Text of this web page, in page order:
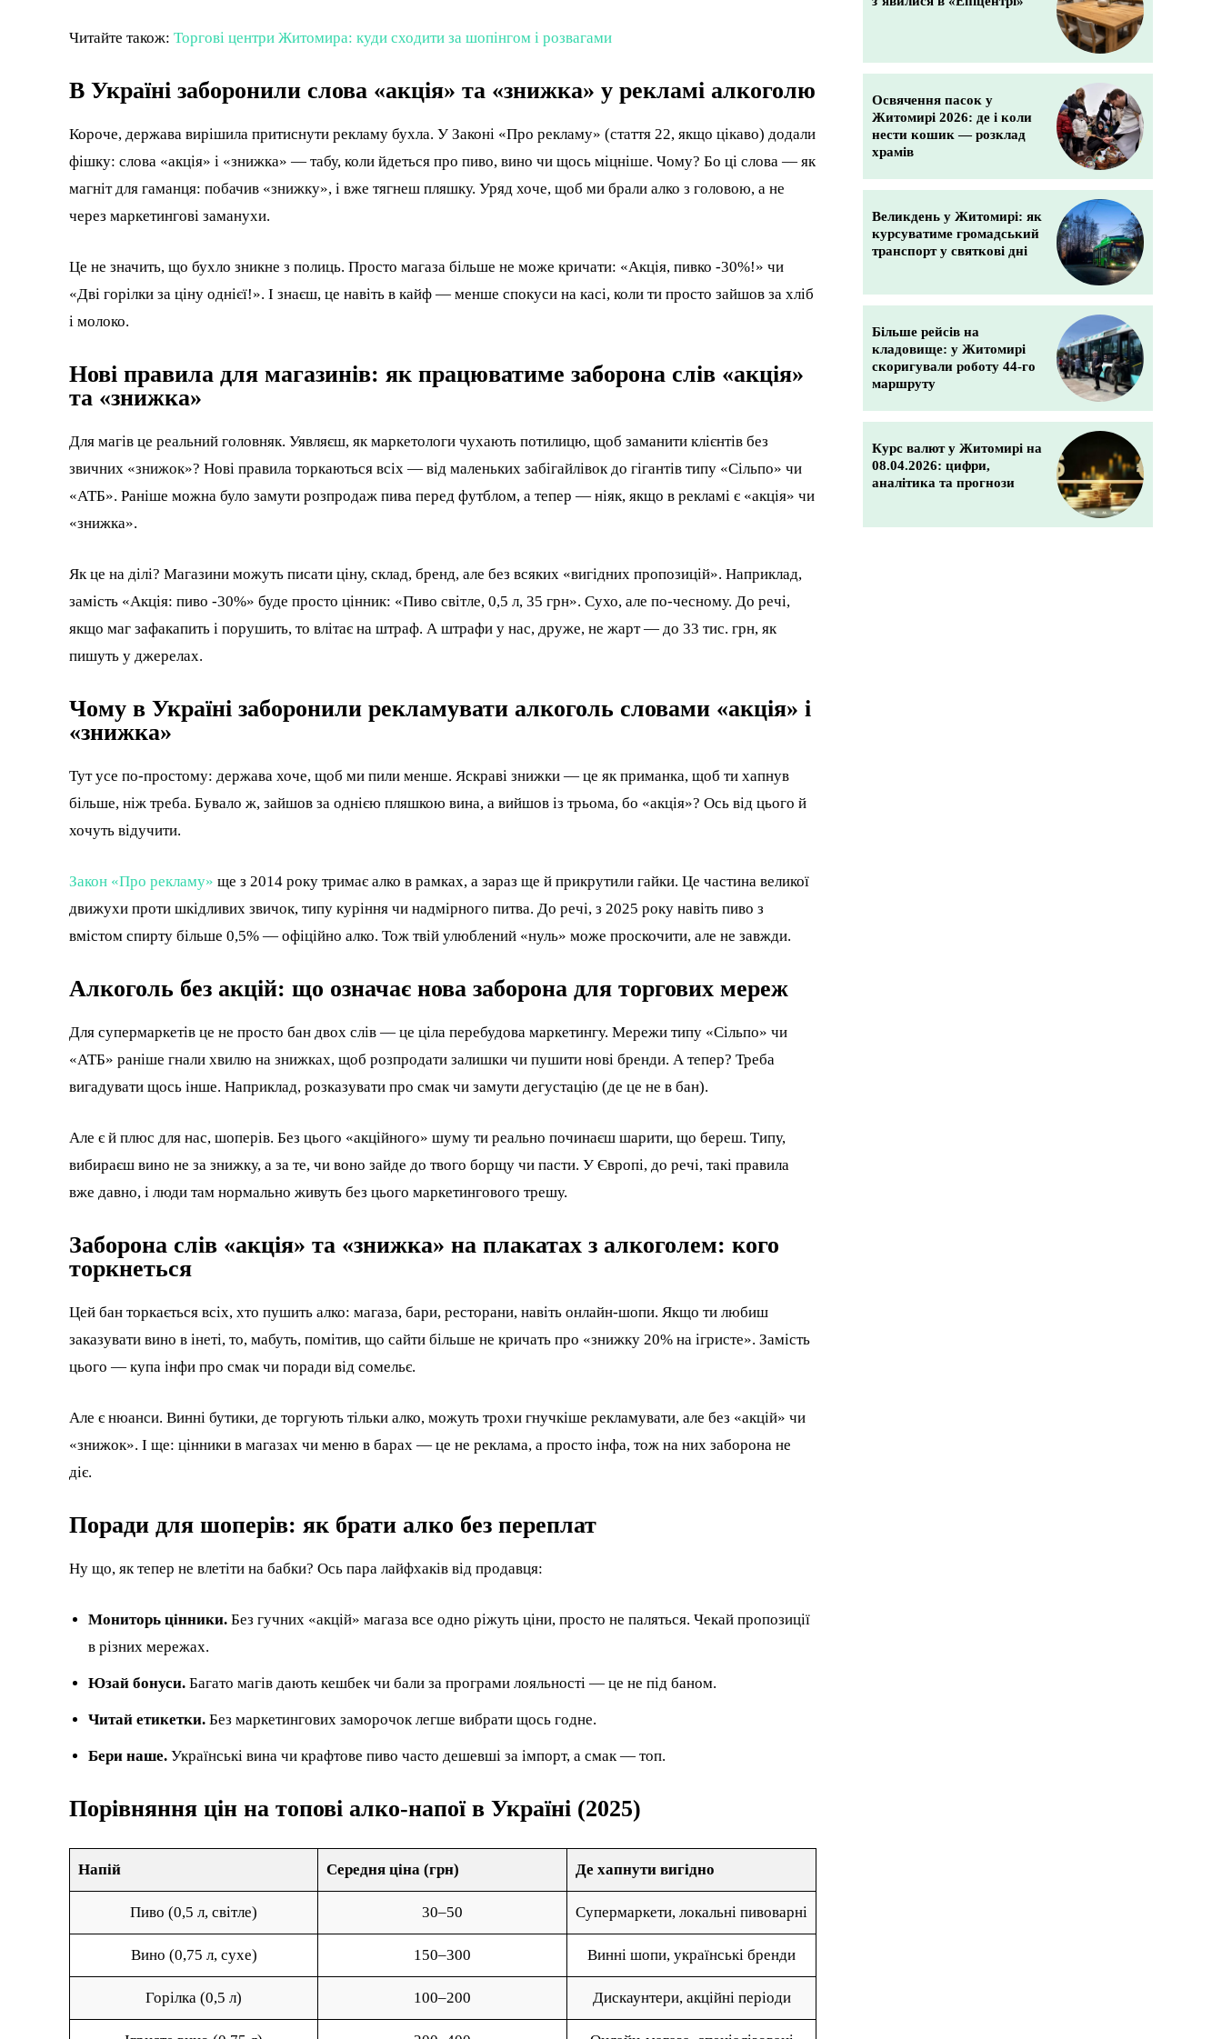
Читайте також: Торгові центри Житомира: куди сходити за шопінгом і розвагами
В Україні заборонили слова «акція» та «знижка» у рекламі алкоголю
Короче, держава вирішила притиснути рекламу бухла. У Законі «Про рекламу» (стаття 22, якщо цікаво) додали
фішку: слова «акція» і «знижка» — табу, коли йдеться про пиво, вино чи щось міцніше. Чому? Бо ці слова — як
магніт для гаманця: побачив «знижку», і вже тягнеш пляшку. Уряд хоче, щоб ми брали алко з головою, а не
через маркетингові заманухи.
Це не значить, що бухло зникне з полиць. Просто магаза більше не може кричати: «Акція, пивко -30%!» чи
«Дві горілки за ціну однієї!». І знаєш, це навіть в кайф — менше спокуси на касі, коли ти просто зайшов за хліб
і молоко.
Нові правила для магазинів: як працюватиме заборона слів «акція»
та «знижка»
Для магів це реальний головняк. Уявляєш, як маркетологи чухають потилицю, щоб заманити клієнтів без
звичних «знижок»? Нові правила торкаються всіх — від маленьких забігайлівок до гігантів типу «Сільпо» чи
«АТБ». Раніше можна було замути розпродаж пива перед футблом, а тепер — ніяк, якщо в рекламі є «акція» чи
«знижка».
Як це на ділі? Магазини можуть писати ціну, склад, бренд, але без всяких «вигідних пропозицій». Наприклад,
замість «Акція: пиво -30%» буде просто цінник: «Пиво світле, 0,5 л, 35 грн». Сухо, але по-чесному. До речі,
якщо маг зафакапить і порушить, то влітає на штраф. А штрафи у нас, друже, не жарт — до 33 тис. грн, як
пишуть у джерелах.
Чому в Україні заборонили рекламувати алкоголь словами «акція» і
«знижка»
Тут усе по-простому: держава хоче, щоб ми пили менше. Яскраві знижки — це як приманка, щоб ти хапнув
більше, ніж треба. Бувало ж, зайшов за однією пляшкою вина, а вийшов із трьома, бо «акція»? Ось від цього й
хочуть відучити.
Закон «Про рекламу» ще з 2014 року тримає алко в рамках, а зараз ще й прикрутили гайки. Це частина великої
движухи проти шкідливих звичок, типу куріння чи надмірного питва. До речі, з 2025 року навіть пиво з
вмістом спирту більше 0,5% — офіційно алко. Тож твій улюблений «нуль» може проскочити, але не завжди.
Алкоголь без акцій: що означає нова заборона для торгових мереж
Для супермаркетів це не просто бан двох слів — це ціла перебудова маркетингу. Мережи типу «Сільпо» чи
«АТБ» раніше гнали хвилю на знижках, щоб розпродати залишки чи пушити нові бренди. А тепер? Треба
вигадувати щось інше. Наприклад, розказувати про смак чи замути дегустацію (де це не в бан).
Але є й плюс для нас, шоперів. Без цього «акційного» шуму ти реально починаєш шарити, що береш. Типу,
вибираєш вино не за знижку, а за те, чи воно зайде до твого борщу чи пасти. У Європі, до речі, такі правила
вже давно, і люди там нормально живуть без цього маркетингового трешу.
Заборона слів «акція» та «знижка» на плакатах з алкоголем: кого
торкнеться
Цей бан торкається всіх, хто пушить алко: магаза, бари, ресторани, навіть онлайн-шопи. Якщо ти любиш
заказувати вино в інеті, то, мабуть, помітив, що сайти більше не кричать про «знижку 20% на ігристе». Замість
цього — купа інфи про смак чи поради від сомельє.
Але є нюанси. Винні бутики, де торгують тільки алко, можуть трохи гнучкіше рекламувати, але без «акцій» чи
«знижок». І ще: цінники в магазах чи меню в барах — це не реклама, а просто інфа, тож на них заборона не
діє.
Поради для шоперів: як брати алко без переплат
Ну що, як тепер не влетіти на бабки? Ось пара лайфхаків від продавця:
Мониторь цінники. Без гучних «акцій» магаза все одно ріжуть ціни, просто не паляться. Чекай пропозиції
в різних мережах.
Юзай бонуси. Багато магів дають кешбек чи бали за програми лояльності — це не під баном.
Читай етикетки. Без маркетингових заморочок легше вибрати щось годне.
Бери наше. Українські вина чи крафтове пиво часто дешевші за імпорт, а смак — топ.
Порівняння цін на топові алко-напої в Україні (2025)
Напій Середня ціна (грн) Де хапнути вигідно
Пиво (0,5 л, світле) 30–50 Супермаркети, локальні пивоварні
Вино (0,75 л, сухе) 150–300 Винні шопи, українські бренди
Горілка (0,5 л) 100–200 Дискаунтери, акційні періоди
Освячення пасок у
Житомирі 2026: де і коли
нести кошик — розклад
храмів
Великдень у Житомирі: як
курсуватиме громадський
транспорт у святкові дні
Більше рейсів на
кладовище: у Житомирі
скоригували роботу 44-го
маршруту
Курс валют у Житомирі на
08.04.2026: цифри,
аналітика та прогнози